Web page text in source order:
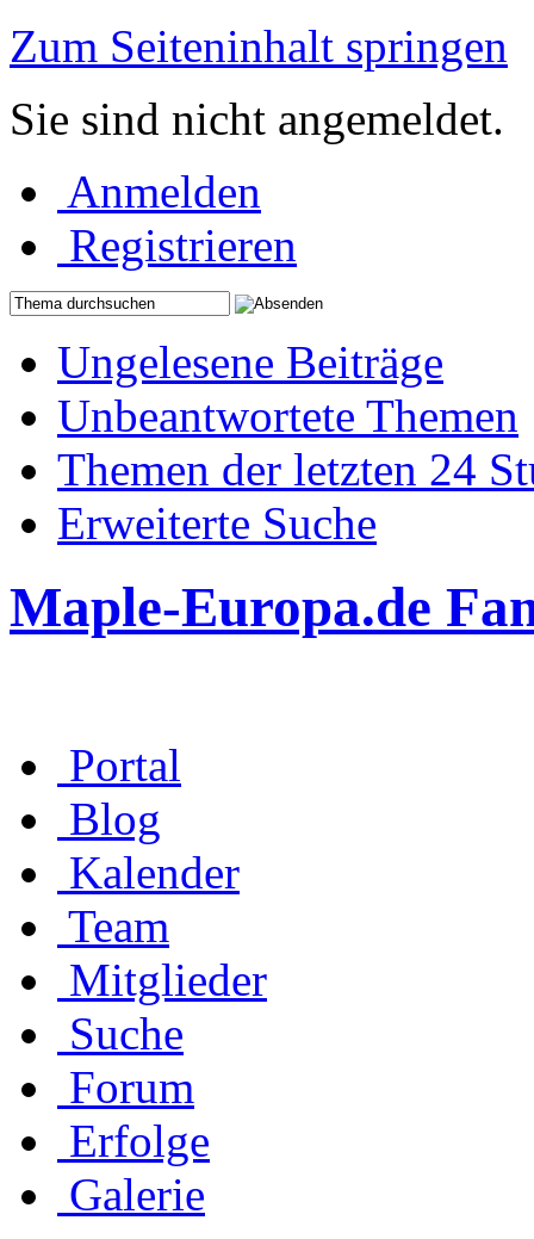
Zum Seiteninhalt springen
Sie sind nicht angemeldet.
Anmelden
Registrieren
Ungelesene Beiträge
Unbeantwortete Themen
Themen der letzten 24
Erweiterte Suche
Maple-Europa.de
Portal
Blog
Kalender
Team
Mitglieder
Suche
Forum
Erfolge
Galerie